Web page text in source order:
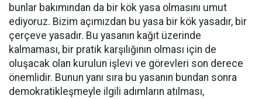
bunlar bakımından da bir kök yasa olmasını umut
ediyoruz. Bizim açımızdan bu yasa bir kök yasadır, bir
çerçeve yasadır. Bu yasanın kağıt üzerinde
kalmaması, bir pratik karşılığının olması için de
oluşacak olan kurulun işlevi ve görevleri son derece
önemlidir. Bunun yanı sıra bu yasanın bundan sonra
demokratikleşmeyle ilgili adımların atılması,